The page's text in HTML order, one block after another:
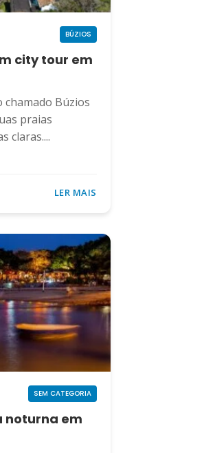
BÚZIOS
city tour em
Búzios
praias
claras....
LER MAIS
SEM CATEGORIA
noturna em